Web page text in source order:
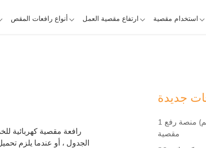
أنواع رافعات المقص ارتفاع مقصية العمل استخدام مقصية
رافعة مقصية كهربائية
الجدول ، أو عندما يلزم
جديدة
1 طن (1000 كجم) منصة رفع
مقصية